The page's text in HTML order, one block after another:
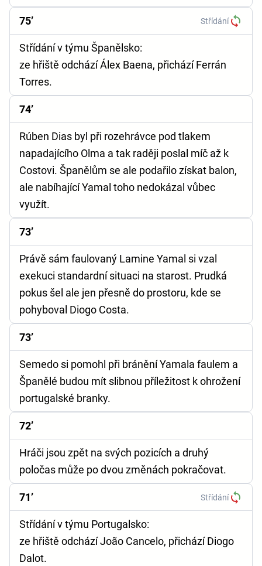
75’ Střídání
Střídání v týmu Španělsko:
ze hřiště odchází Álex Baena, přichází Ferrán
Torres.
74’
Rúben Dias byl při rozehrávce pod tlakem
napadajícího Olma a tak raději poslal míč až k
Costovi. Španělům se ale podařilo získat balon,
ale nabíhající Yamal toho nedokázal vůbec
využít.
73’
Právě sám faulovaný Lamine Yamal si vzal
exekuci standardní situaci na starost. Prudká
pokus šel ale jen přesně do prostoru, kde se
pohyboval Diogo Costa.
73’
Semedo si pomohl při bránění Yamala faulem a
Španělé budou mít slibnou příležitost k ohrožení
portugalské branky.
72’
Hráči jsou zpět na svých pozicích a druhý
poločas může po dvou změnách pokračovat.
71’ Střídání
Střídání v týmu Portugalsko:
ze hřiště odchází João Cancelo, přichází Diogo
Dalot.